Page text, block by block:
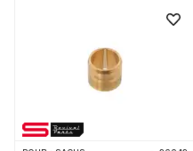
Racing · Champ d'application: Tuning
· Pony numéro OEM: A1178 · Pony
numéro OEM: A1180 · Sachs N° OEM: